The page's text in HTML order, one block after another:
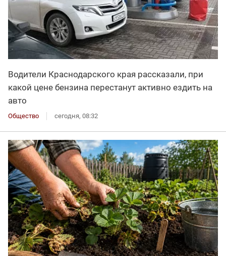
Водители Краснодарского края рассказали, при
какой цене бензина перестанут активно ездить на
авто
Общество сегодня, 08:32